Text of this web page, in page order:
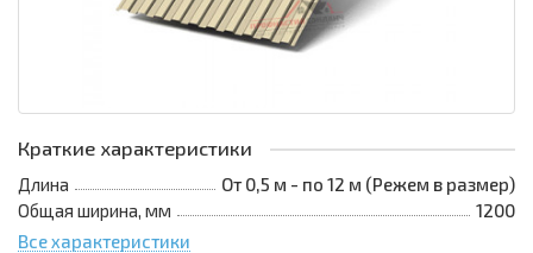
Краткие характеристики
Длина
От 0,5 м - по 12 м (Режем в размер)
Общая ширина, мм
1200
Все характеристики